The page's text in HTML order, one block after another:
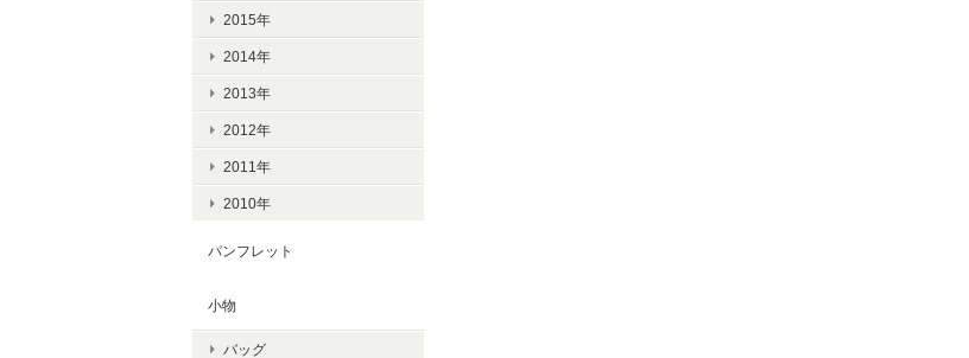
2015年
2014年
2013年
2012年
2011年
2010年
パンフレット
小物
バッグ